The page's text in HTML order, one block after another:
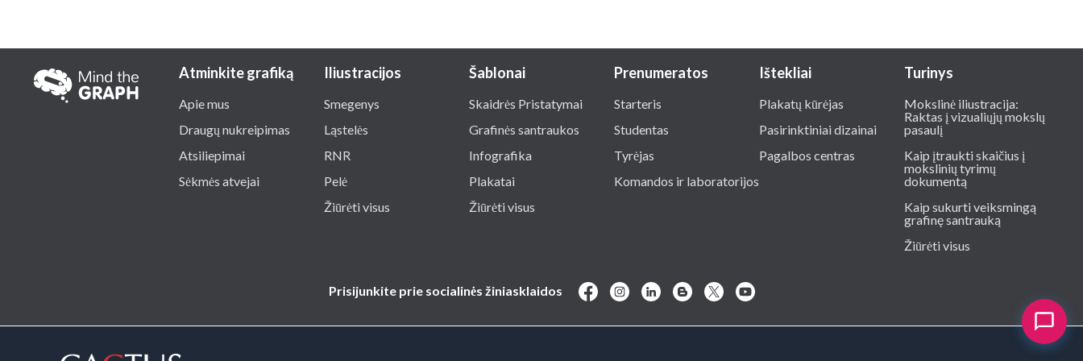
Atminkite grafiką
Apie mus
Draugų nukreipimas
Atsiliepimai
Sėkmės atvejai
Iliustracijos
Smegenys
Ląstelės
RNR
Pelė
Žiūrėti visus
Šablonai
Skaidrės Pristatymai
Grafinės santraukos
Infografika
Plakatai
Žiūrėti visus
Prenumeratos
Starteris
Studentas
Tyrėjas
Komandos ir laboratorijos
Ištekliai
Plakatų kūrėjas
Pasirinktiniai dizainai
Pagalbos centras
Turinys
Mokslinė iliustracija:
Raktas į vizualiųjų mokslų
pasaulį
Kaip įtraukti skaičius į
mokslinių tyrimų
dokumentą
Kaip sukurti veiksmingą
grafinę santrauką
Žiūrėti visus
Prisijunkite prie socialinės žiniasklaidos